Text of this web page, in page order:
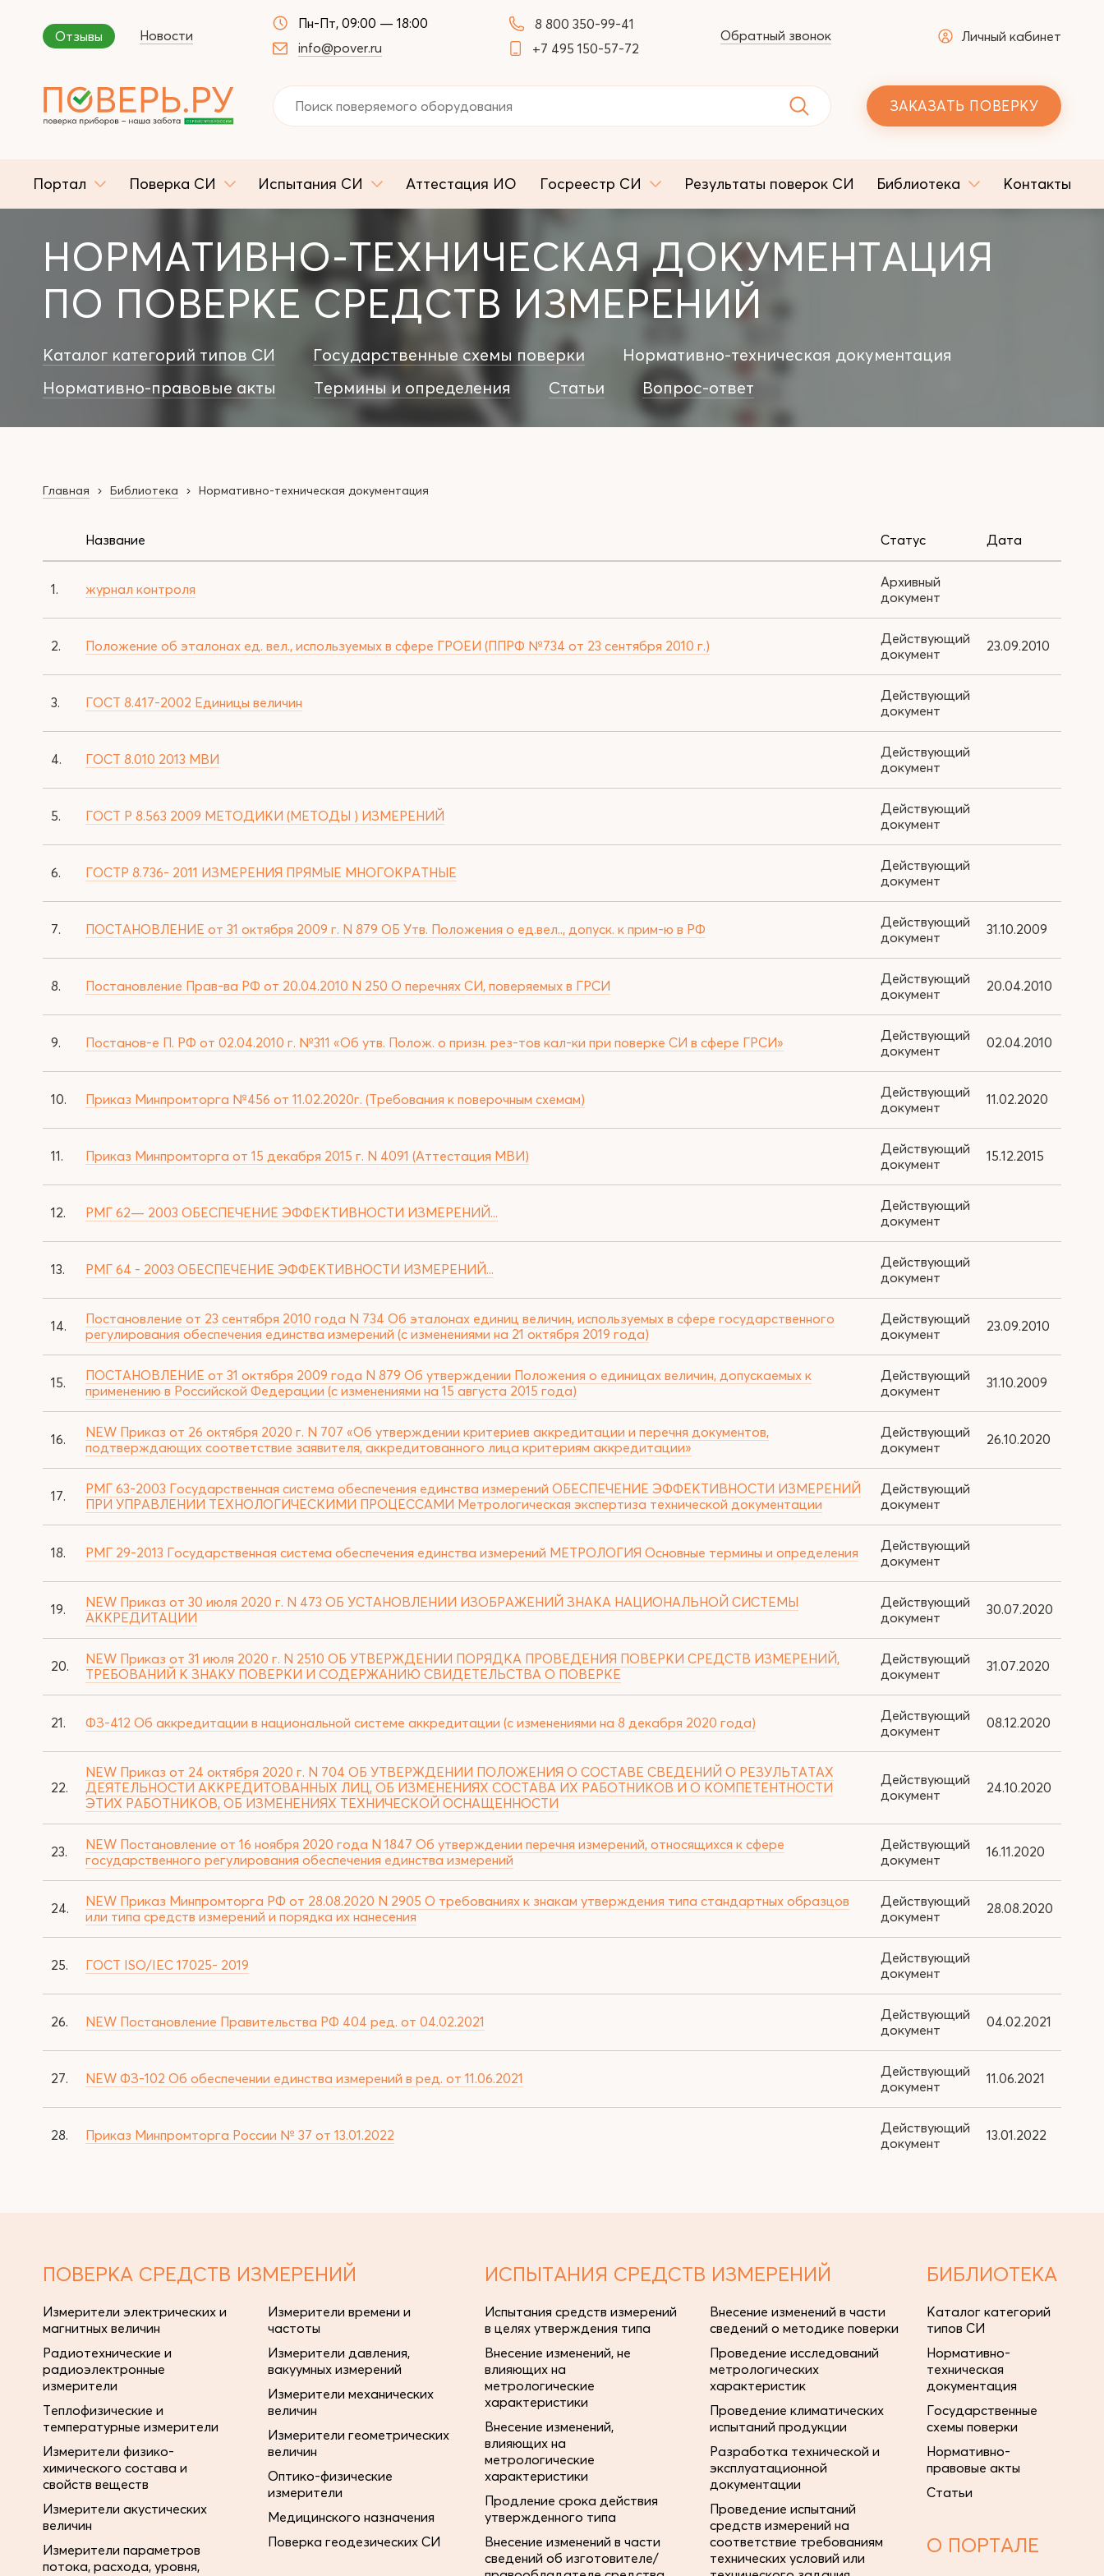
Отзывы Новости
Пн-Пт, 09:00 — 18:00
info@pover.ru
8 800 350-99-41
+7 495 150-57-72
Обратный звонок Личный кабинет
ЗАКАЗАТЬ ПОВЕРКУ
Портал Поверка СИ Испытания СИ Аттестация ИО Госреестр СИ Результаты поверок СИ Библиотека Контакты
НОРМАТИВНО-ТЕХНИЧЕСКАЯ ДОКУМЕНТАЦИЯ
ПО ПОВЕРКЕ СРЕДСТВ ИЗМЕРЕНИЙ
Каталог категорий типов СИ Государственные схемы поверки
Нормативно-техническая документация
Нормативно-правовые акты
Термины и определения Статьи Вопрос-ответ
Главная Библиотека Нормативно-техническая документация
Название Статус Дата
1. журнал контроля
Архивный
документ
2. Положение об эталонах ед. вел., используемых в сфере ГРОЕИ (ППРФ №734 от 23 сентября 2010 г.)
Действующий
документ
23.09.2010
3. ГОСТ 8.417-2002 Единицы величин
Действующий
документ
4. ГОСТ 8.010 2013 МВИ
Действующий
документ
5. ГОСТ Р 8.563 2009 МЕТОДИКИ (МЕТОДЫ ) ИЗМЕРЕНИЙ
Действующий
документ
6. ГОСТР 8.736- 2011 ИЗМЕРЕНИЯ ПРЯМЫЕ МНОГОКРАТНЫЕ
Действующий
документ
7. ПОСТАНОВЛЕНИЕ от 31 октября 2009 г. N 879 ОБ Утв. Положения о ед.вел.., допуск. к прим-ю в РФ
Действующий
документ
31.10.2009
8. Постановление Прав-ва РФ от 20.04.2010 N 250 О перечнях СИ, поверяемых в ГРСИ
Действующий
документ
20.04.2010
9. Постанов-е П. РФ от 02.04.2010 г. №311 «Об утв. Полож. о призн. рез-тов кал-ки при поверке СИ в сфере ГРСИ»
Действующий
документ
02.04.2010
10. Приказ Минпромторга №456 от 11.02.2020г. (Требования к поверочным схемам)
Действующий
документ
11.02.2020
11. Приказ Минпромторга от 15 декабря 2015 г. N 4091 (Аттестация МВИ)
Действующий
документ
15.12.2015
12. РМГ 62— 2003 ОБЕСПЕЧЕНИЕ ЭФФЕКТИВНОСТИ ИЗМЕРЕНИЙ...
Действующий
документ
13. РМГ 64 - 2003 ОБЕСПЕЧЕНИЕ ЭФФЕКТИВНОСТИ ИЗМЕРЕНИЙ...
Действующий
документ
14.
Постановление от 23 сентября 2010 года N 734 Об эталонах единиц величин, используемых в сфере государственного
регулирования обеспечения единства измерений (с изменениями на 21 октября 2019 года)
Действующий
документ
23.09.2010
15.
ПОСТАНОВЛЕНИЕ от 31 октября 2009 года N 879 Об утверждении Положения о единицах величин, допускаемых к
применению в Российской Федерации (с изменениями на 15 августа 2015 года)
Действующий
документ
31.10.2009
16.
NEW Приказ от 26 октября 2020 г. N 707 «Об утверждении критериев аккредитации и перечня документов,
подтверждающих соответствие заявителя, аккредитованного лица критериям аккредитации»
Действующий
документ
26.10.2020
17.
РМГ 63-2003 Государственная система обеспечения единства измерений ОБЕСПЕЧЕНИЕ ЭФФЕКТИВНОСТИ ИЗМЕРЕНИЙ
ПРИ УПРАВЛЕНИИ ТЕХНОЛОГИЧЕСКИМИ ПРОЦЕССАМИ Метрологическая экспертиза технической документации
Действующий
документ
18. РМГ 29-2013 Государственная система обеспечения единства измерений МЕТРОЛОГИЯ Основные термины и определения
Действующий
документ
19.
NEW Приказ от 30 июля 2020 г. N 473 ОБ УСТАНОВЛЕНИИ ИЗОБРАЖЕНИЙ ЗНАКА НАЦИОНАЛЬНОЙ СИСТЕМЫ
АККРЕДИТАЦИИ
Действующий
документ
30.07.2020
20.
NEW Приказ от 31 июля 2020 г. N 2510 ОБ УТВЕРЖДЕНИИ ПОРЯДКА ПРОВЕДЕНИЯ ПОВЕРКИ СРЕДСТВ ИЗМЕРЕНИЙ,
ТРЕБОВАНИЙ К ЗНАКУ ПОВЕРКИ И СОДЕРЖАНИЮ СВИДЕТЕЛЬСТВА О ПОВЕРКЕ
Действующий
документ
31.07.2020
21. ФЗ-412 Об аккредитации в национальной системе аккредитации (с изменениями на 8 декабря 2020 года)
Действующий
документ
08.12.2020
22.
NEW Приказ от 24 октября 2020 г. N 704 ОБ УТВЕРЖДЕНИИ ПОЛОЖЕНИЯ О СОСТАВЕ СВЕДЕНИЙ О РЕЗУЛЬТАТАХ
ДЕЯТЕЛЬНОСТИ АККРЕДИТОВАННЫХ ЛИЦ, ОБ ИЗМЕНЕНИЯХ СОСТАВА ИХ РАБОТНИКОВ И О КОМПЕТЕНТНОСТИ
ЭТИХ РАБОТНИКОВ, ОБ ИЗМЕНЕНИЯХ ТЕХНИЧЕСКОЙ ОСНАЩЕННОСТИ
Действующий
документ
24.10.2020
23.
NEW Постановление от 16 ноября 2020 года N 1847 Об утверждении перечня измерений, относящихся к сфере
государственного регулирования обеспечения единства измерений
Действующий
документ
16.11.2020
24.
NEW Приказ Минпромторга РФ от 28.08.2020 N 2905 О требованиях к знакам утверждения типа стандартных образцов
или типа средств измерений и порядка их нанесения
Действующий
документ
28.08.2020
25. ГОСТ ISO/IEC 17025- 2019
Действующий
документ
26. NEW Постановление Правительства РФ 404 ред. от 04.02.2021
Действующий
документ
04.02.2021
27. NEW ФЗ-102 Об обеспечении единства измерений в ред. от 11.06.2021
Действующий
документ
11.06.2021
28. Приказ Минпромторга России № 37 от 13.01.2022
Действующий
документ
13.01.2022
ПОВЕРКА СРЕДСТВ ИЗМЕРЕНИЙ
Измерители электрических и
магнитных величин
Радиотехнические и
радиоэлектронные
измерители
Теплофизические и
температурные измерители
Измерители физико-
химического состава и
свойств веществ
Измерители акустических
величин
Измерители параметров
потока, расхода, уровня,
Измерители времени и
частоты
Измерители давления,
вакуумных измерений
Измерители механических
величин
Измерители геометрических
величин
Оптико-физические
измерители
Медицинского назначения
Поверка геодезических СИ
ИСПЫТАНИЯ СРЕДСТВ ИЗМЕРЕНИЙ
Испытания средств измерений
в целях утверждения типа
Внесение изменений, не
влияющих на
метрологические
характеристики
Внесение изменений,
влияющих на
метрологические
характеристики
Продление срока действия
утвержденного типа
Внесение изменений в части
сведений об изготовителе/
Внесение изменений в части
сведений о методике поверки
Проведение исследований
метрологических
характеристик
Проведение климатических
испытаний продукции
Разработка технической и
эксплуатационной
документации
Проведение испытаний
средств измерений на
соответствие требованиям
технических условий или
БИБЛИОТЕКА
Каталог категорий
типов СИ
Нормативно-
техническая
документация
Государственные
схемы поверки
Нормативно-
правовые акты
Статьи
О ПОРТАЛЕ